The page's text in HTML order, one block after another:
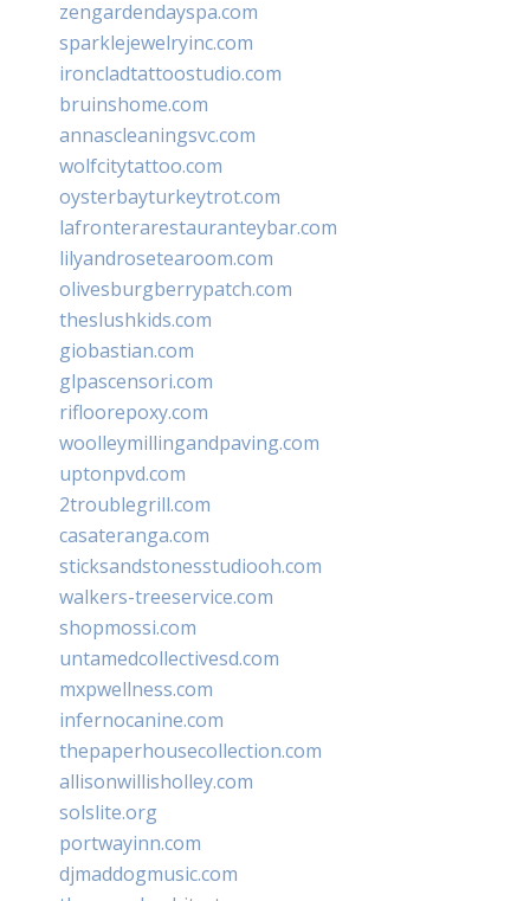
zengardendayspa.com
sparklejewelryinc.com
ironcladtattoostudio.com
bruinshome.com
annascleaningsvc.com
wolfcitytattoo.com
oysterbayturkeytrot.com
lafronterarestauranteybar.com
lilyandrosetearoom.com
olivesburgberrypatch.com
theslushkids.com
giobastian.com
glpascensori.com
rifloorepoxy.com
woolleymillingandpaving.com
uptonpvd.com
2troublegrill.com
casateranga.com
sticksandstonesstudiooh.com
walkers-treeservice.com
shopmossi.com
untamedcollectivesd.com
mxpwellness.com
infernocanine.com
thepaperhousecollection.com
allisonwillisholley.com
solslite.org
portwayinn.com
djmaddogmusic.com